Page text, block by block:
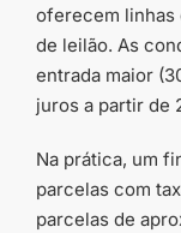
oferecem
de leilão. As
entrada maior
juros a partir de
Na prática, um
parcelas com
parcelas de